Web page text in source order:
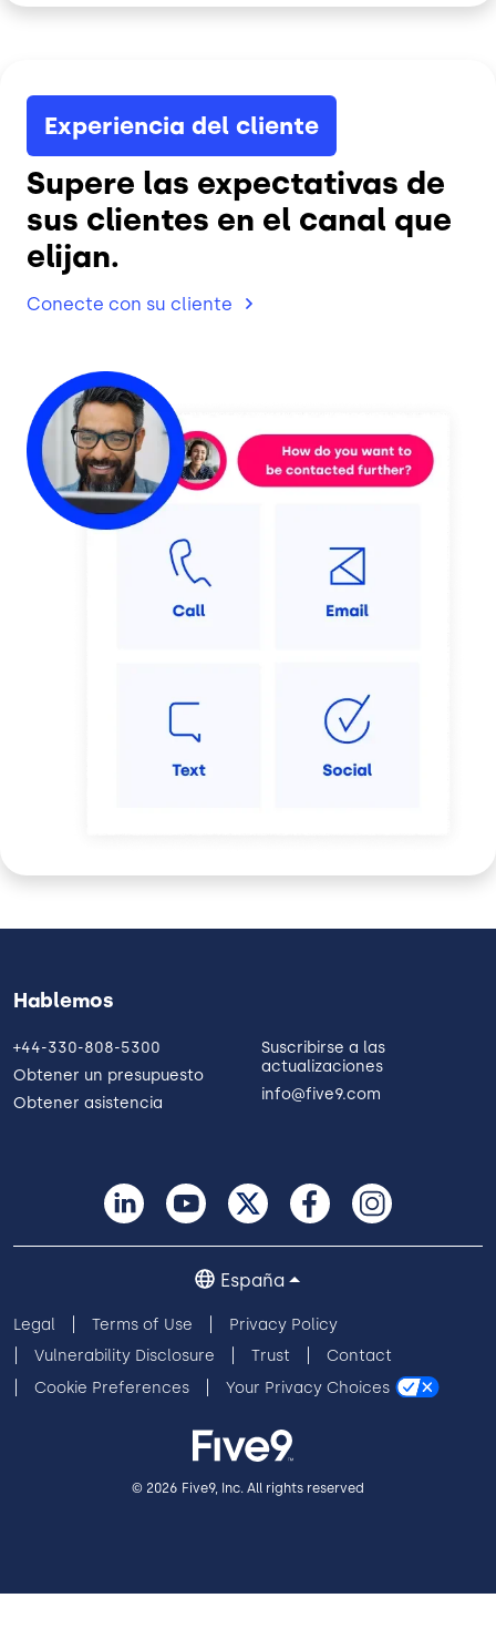
Experiencia del cliente
Supere las expectativas de
sus clientes en el canal que
elijan.
Conecte con su cliente
Imagen
Hablemos
+44-330-808-5300
Obtener un presupuesto
Obtener asistencia
Suscribirse a las
actualizaciones
info@five9.com
Legal Terms of Use
Privacy Policy
Vulnerability Disclosure
Trust
Contact
Cookie Preferences
Your Privacy Choices
España
© 2026 Five9, Inc. All rights reserved